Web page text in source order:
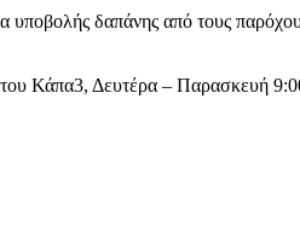
υποβολής δαπάνης από τους
του Κάπα3, Δευτέρα –